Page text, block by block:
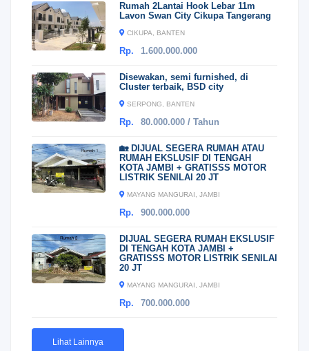
Rumah 2Lantai Hook Lebar 11m
Lavon Swan City Cikupa Tangerang
CIKUPA, BANTEN
Rp. 1.600.000.000
Disewakan, semi furnished, di
Cluster terbaik, BSD city
SERPONG, BANTEN
Rp. 80.000.000 / Tahun
🏡 DIJUAL SEGERA RUMAH ATAU
RUMAH EKSLUSIF DI TENGAH
KOTA JAMBI + GRATISSS MOTOR
LISTRIK SENILAI 20 JT
MAYANG MANGURAI, JAMBI
Rp. 900.000.000
DIJUAL SEGERA RUMAH EKSLUSIF
DI TENGAH KOTA JAMBI +
GRATISSS MOTOR LISTRIK SENILAI
20 JT
MAYANG MANGURAI, JAMBI
Rp. 700.000.000
Lihat Lainnya